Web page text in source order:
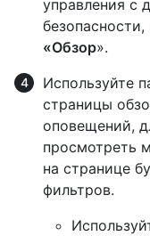
управления с
«Обзор».
Используйте
страницы
оповещений,
просмотреть
на странице
фильтров.